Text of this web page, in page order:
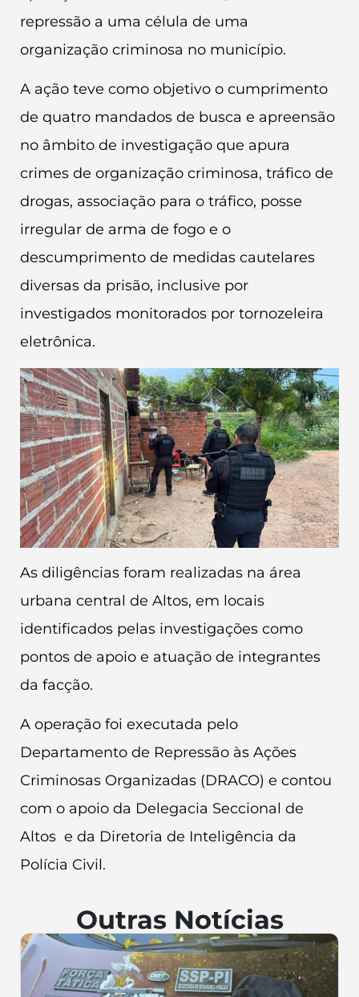
repressão a uma célula de uma
organização criminosa no município.
A ação teve como objetivo o cumprimento
de quatro mandados de busca e apreensão
no âmbito de investigação que apura
crimes de organização criminosa, tráfico de
drogas, associação para o tráfico, posse
irregular de arma de fogo e o
descumprimento de medidas cautelares
diversas da prisão, inclusive por
investigados monitorados por tornozeleira
eletrônica.
As diligências foram realizadas na área
urbana central de Altos, em locais
identificados pelas investigações como
pontos de apoio e atuação de integrantes
da facção.
A operação foi executada pelo
Departamento de Repressão às Ações
Criminosas Organizadas (DRACO) e contou
com o apoio da Delegacia Seccional de
Altos e da Diretoria de Inteligência da
Polícia Civil.
Outras Notícias